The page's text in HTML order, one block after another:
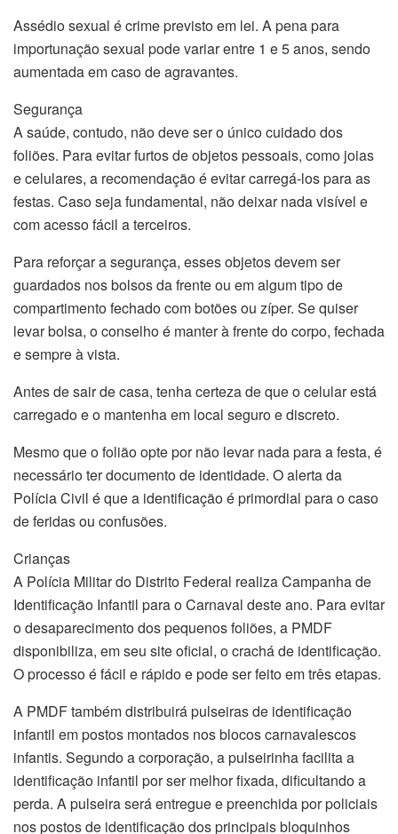
Assédio sexual é crime previsto em lei. A pena para
importunação sexual pode variar entre 1 e 5 anos, sendo
aumentada em caso de agravantes.
Segurança
A saúde, contudo, não deve ser o único cuidado dos
foliões. Para evitar furtos de objetos pessoais, como joias
e celulares, a recomendação é evitar carregá-los para as
festas. Caso seja fundamental, não deixar nada visível e
com acesso fácil a terceiros.
Para reforçar a segurança, esses objetos devem ser
guardados nos bolsos da frente ou em algum tipo de
compartimento fechado com botões ou zíper. Se quiser
levar bolsa, o conselho é manter à frente do corpo, fechada
e sempre à vista.
Antes de sair de casa, tenha certeza de que o celular está
carregado e o mantenha em local seguro e discreto.
Mesmo que o folião opte por não levar nada para a festa, é
necessário ter documento de identidade. O alerta da
Polícia Civil é que a identificação é primordial para o caso
de feridas ou confusões.
Crianças
A Polícia Militar do Distrito Federal realiza Campanha de
Identificação Infantil para o Carnaval deste ano. Para evitar
o desaparecimento dos pequenos foliões, a PMDF
disponibiliza, em seu site oficial, o crachá de identificação.
O processo é fácil e rápido e pode ser feito em três etapas.
A PMDF também distribuirá pulseiras de identificação
infantil em postos montados nos blocos carnavalescos
infantis. Segundo a corporação, a pulseirinha facilita a
identificação infantil por ser melhor fixada, dificultando a
perda. A pulseira será entregue e preenchida por policiais
nos postos de identificação dos principais bloquinhos